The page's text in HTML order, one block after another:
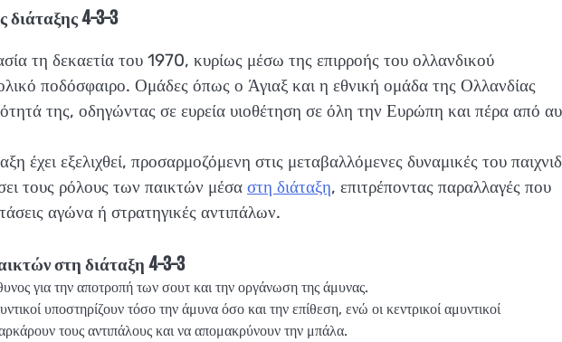
διάταξης 4-3-3
τη δεκαετία του 1970, κυρίως μέσω της επιρροής του ολλανδικού
ποδόσφαιρο. Ομάδες όπως ο Άγιαξ και η εθνική ομάδα της Ολλανδίας
της, οδηγώντας σε ευρεία υιοθέτηση σε όλη την Ευρώπη και πέρα από
έχει εξελιχθεί, προσαρμοζόμενη στις μεταβαλλόμενες δυναμικές του
τους ρόλους των παικτών μέσα στη διάταξη, επιτρέποντας παραλλαγές που
αγώνα ή στρατηγικές αντιπάλων.
στη διάταξη 4-3-3
για την αποτροπή των σουτ και την οργάνωση της άμυνας.
υποστηρίζουν τόσο την άμυνα όσο και την επίθεση, ενώ οι κεντρικοί αμυντικοί
τους αντιπάλους και να απομακρύνουν την μπάλα.